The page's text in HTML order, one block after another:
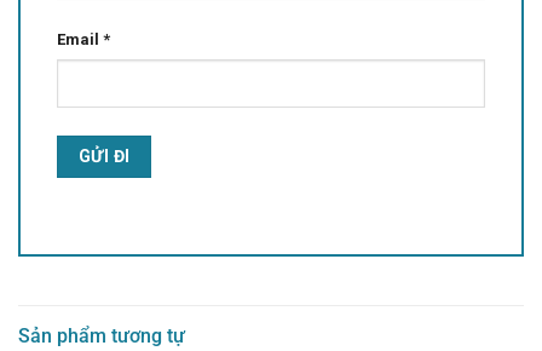
Email *
Sản phẩm tương tự